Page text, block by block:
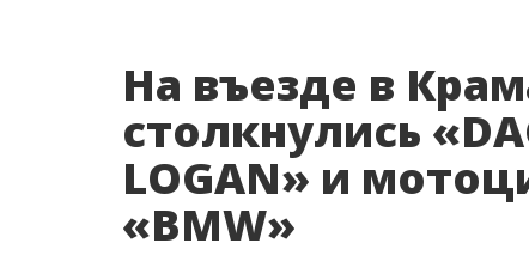
На въезде в
столкнулись
LOGAN» и
«BMW»